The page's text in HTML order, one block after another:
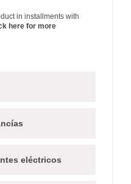
in installments with
here for more
eléctricos